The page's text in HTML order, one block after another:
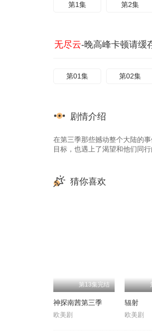
第1集 第2集
无尽云-晚高峰卡顿请缓
第01集 第02集
剧情介绍
在第三季那些撼动整个大陆的
目标，也遇上了渴望和他们同
猜你喜欢
第13集完结
神探南茜第三季
欧美剧
辐射
欧美剧